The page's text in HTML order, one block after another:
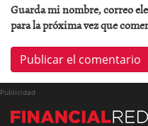
Guarda mi nombre, correo
para la próxima vez que
Publicidad